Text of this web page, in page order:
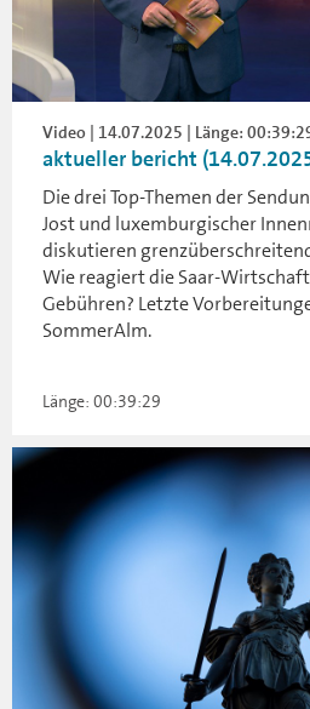
Video | 14.07.2025 | Länge:
aktueller bericht
Die drei Top-Themen der
Jost und luxemburgischer
diskutieren
Wie reagiert die Saar-
Gebühren? Letzte
SommerAlm.
Länge: 00:39:29